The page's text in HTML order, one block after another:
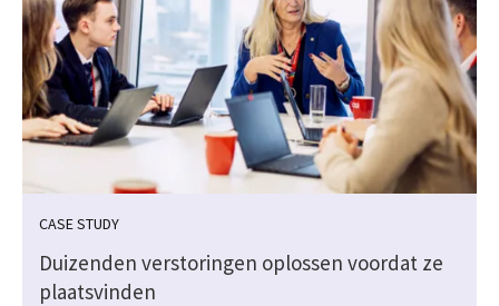
CASE STUDY
Duizenden verstoringen oplossen voordat ze
plaatsvinden